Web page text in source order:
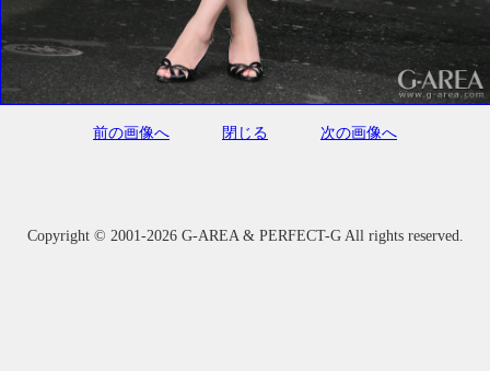
前の画像へ 閉じる 次の画像へ
Copyright © 2001-2026 G-AREA & PERFECT-G All rights reserved.